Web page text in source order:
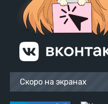
Скоро на экранах